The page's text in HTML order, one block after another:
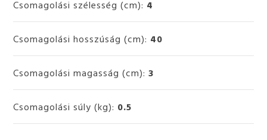
Csomagolási szélesség (cm): 4
Csomagolási hosszúság (cm): 40
Csomagolási magasság (cm):3
Csomagolási súly (kg): 0.5